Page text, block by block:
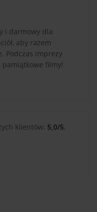
i darmowy dla
aby razem
Podczas imprezy
filmy!
klientów: 5,0/5,